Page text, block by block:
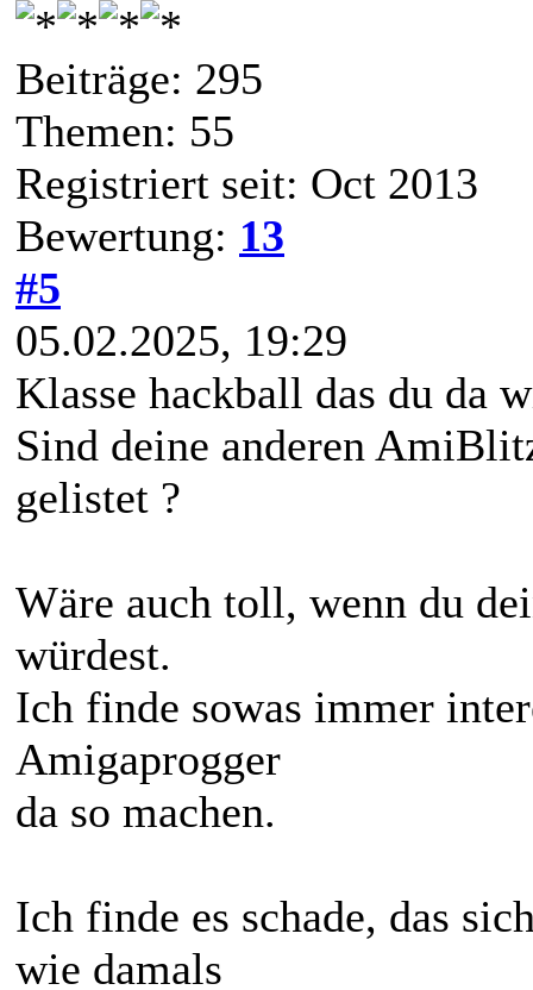
Beiträge: 295
Themen: 55
Registriert seit: Oct 2013
Bewertung: 13
#5
05.02.2025, 19:29
Klasse hackball das du da
Sind deine anderen
gelistet ?
Wäre auch toll, wenn du
würdest.
Ich finde sowas immer
Amigaprogger
da so machen.
Ich finde es schade, das
wie damals